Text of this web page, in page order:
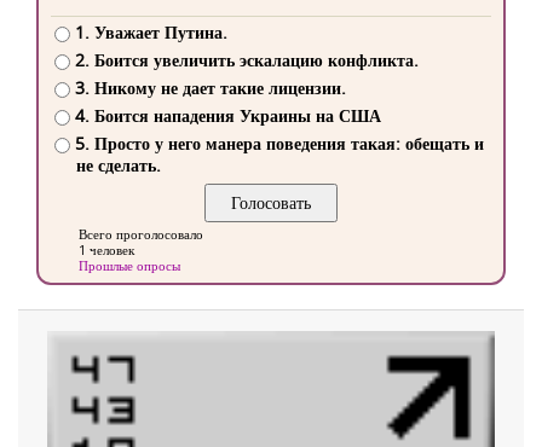
1. Уважает Путина.
2. Боится увеличить эскалацию конфликта.
3. Никому не дает такие лицензии.
4. Боится нападения Украины на США
5. Просто у него манера поведения такая: обещать и
не сделать.
Всего проголосовало
1 человек
Прошлые опросы